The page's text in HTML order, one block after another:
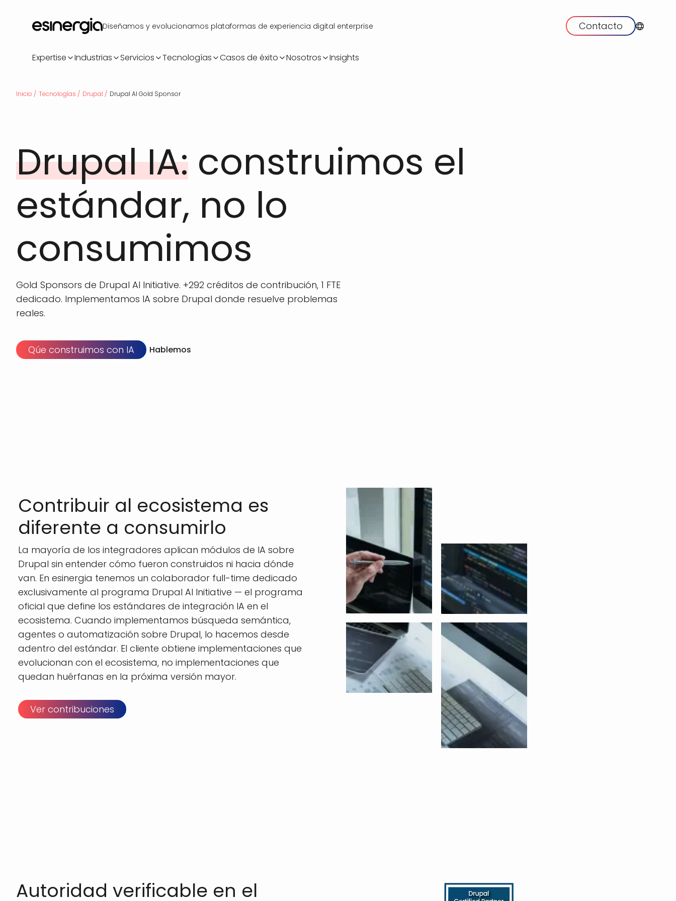
contenido
Diseñamos y evolucionamos plataformas de experiencia digital enterprise Contacto
Expertise Industrias Servicios Tecnologías Casos de éxito Nosotros Insights
Ruta
de
navegación
Inicio Tecnologías Drupal Drupal AI Gold Sponsor
Drupal IA: construimos el
estándar, no lo
consumimos
Gold Sponsors de Drupal AI Initiative. +292 créditos de contribución, 1 FTE
dedicado. Implementamos IA sobre Drupal donde resuelve problemas
reales.
Qúe construimos con IA Hablemos
Contribuir al ecosistema es
diferente a consumirlo
La mayoría de los integradores aplican módulos de IA sobre
Drupal sin entender cómo fueron construidos ni hacia dónde
van. En esinergia tenemos un colaborador full-time dedicado
exclusivamente al programa Drupal AI Initiative — el programa
oficial que define los estándares de integración IA en el
ecosistema. Cuando implementamos búsqueda semántica,
agentes o automatización sobre Drupal, lo hacemos desde
adentro del estándar. El cliente obtiene implementaciones que
evolucionan con el ecosistema, no implementaciones que
quedan huérfanas en la próxima versión mayor.
Ver contribuciones
Autoridad verificable en el SVG